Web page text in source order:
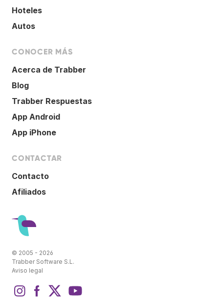
Hoteles
Autos
CONOCER MÁS
Acerca de Trabber
Blog
Trabber Respuestas
App Android
App iPhone
CONTACTAR
Contacto
Afiliados
© 2005 - 2026
Trabber Software S.L.
Aviso legal